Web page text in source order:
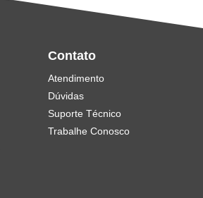
Contato
Atendimento
Dúvidas
Suporte Técnico
Trabalhe Conosco